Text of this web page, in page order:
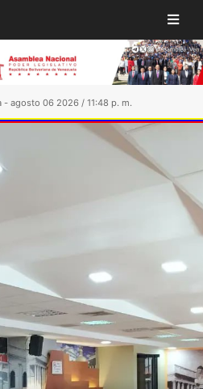
- agosto 06 2026 / 11:48 p. m.